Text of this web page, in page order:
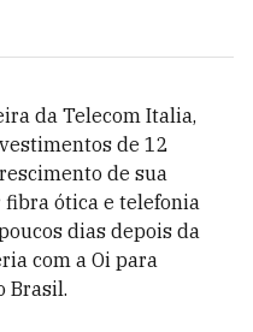
da Telecom Italia,
de 12
de sua
ótica e telefonia
dias depois da
com a Oi para
Brasil.